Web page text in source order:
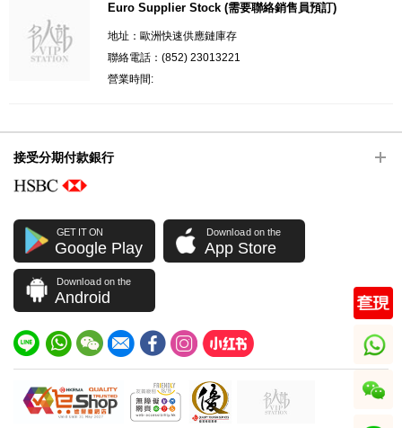
Euro Supplier Stock (需要聯絡銷售員預訂)
地址：歐洲快速供應鏈庫存
聯絡電話：(852) 23013221
營業時間:
接受分期付款銀行
GET IT ON
Google Play
Download on the
App Store
Download on the
Android
whatsapp